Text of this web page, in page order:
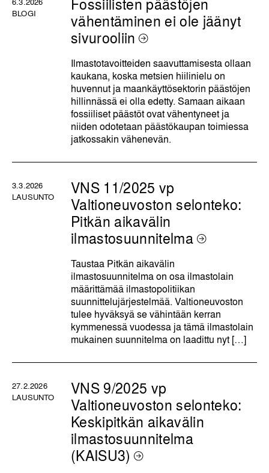
BLOGI
vähentäminen ei ole jäänyt
sivurooliin
Ilmastotavoitteiden saavuttamisesta ollaan
kaukana, koska metsien hiilinielu on
huvennut ja maankäyttösektorin päästöjen
hillinnässä ei olla edetty. Samaan aikaan
fossiiliset päästöt ovat vähentyneet ja
niiden odotetaan päästökaupan toimiessa
jatkossakin vähenevän.
3.3.2026
LAUSUNTO
VNS 11/2025 vp
Valtioneuvoston selonteko:
Pitkän aikavälin
ilmastosuunnitelma
Taustaa Pitkän aikavälin
ilmastosuunnitelma on osa ilmastolain
määrittämää ilmastopolitiikan
suunnittelujärjestelmää. Valtioneuvoston
tulee hyväksyä se vähintään kerran
kymmenessä vuodessa ja tämä ilmastolain
mukainen suunnitelma on laadittu nyt […]
27.2.2026
LAUSUNTO
VNS 9/2025 vp
Valtioneuvoston selonteko:
Keskipitkän aikavälin
ilmastosuunnitelma
(KAISU3)